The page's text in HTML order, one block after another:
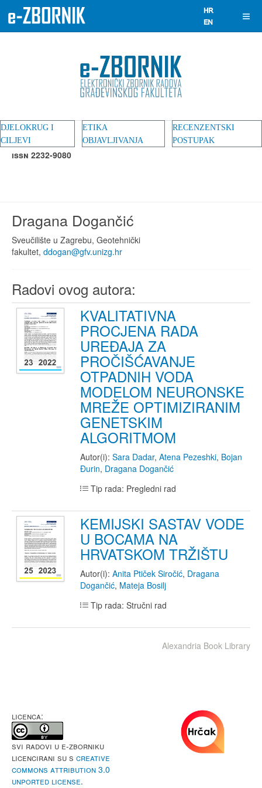
DJELOKRUG I
CILJEVI
ETIKA
OBJAVLJIVANJA
RECENZENTSKI
POSTUPAK
ISSN 2232-9080
Dragana Dogančić
Sveučilište u Zagrebu, Geotehnički
fakultet, ddogan@gfv.unizg.hr
Radovi ovog autora:
KVALITATIVNA
PROCJENA RADA
UREĐAJA ZA
PROČIŠĆAVANJE
OTPADNIH VODA
MODELOM NEURONSKE
MREŽE OPTIMIZIRANIM
GENETSKIM
ALGORITMOM
Autor(i): Sara Dadar, Atena Pezeshki, Bojan
Đurin, Dragana Dogančić
Tip rada: Pregledni rad
KEMIJSKI SASTAV VODE
U BOCAMA NA
HRVATSKOM TRŽIŠTU
Autor(i): Anita Ptiček Siročić, Dragana
Dogančić, Mateja Bosilj
Tip rada: Stručni rad
Alexandria Book Library
LICENCA:
Svi radovi u e-Zborniku
licencirani su s Creative
Commons Attribution 3.0
Unported License.